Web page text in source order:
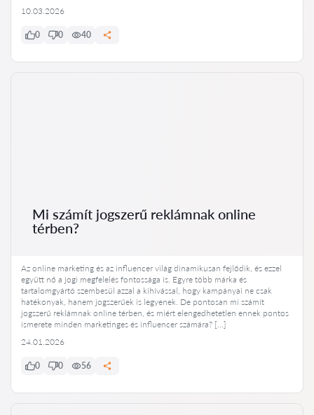
10.03.2026
0 0 40
Mi számít jogszerű reklámnak online
térben?
Az online marketing és az influencer világ dinamikusan fejlődik, és ezzel
együtt nő a jogi megfelelés fontossága is. Egyre több márka és
tartalomgyártó szembesül azzal a kihívással, hogy kampányai ne csak
hatékonyak, hanem jogszerűek is legyenek. De pontosan mi számít
jogszerű reklámnak online térben, és miért elengedhetetlen ennek pontos
ismerete minden marketinges és influencer számára? […]
24.01.2026
0 0 56